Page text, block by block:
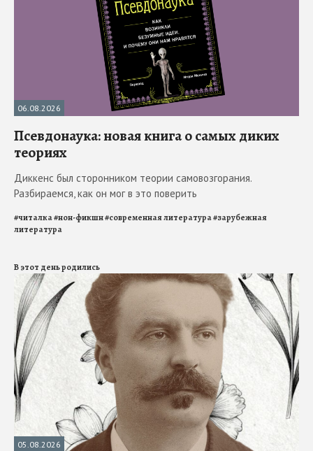
06.08.2026
Псевдонаука: новая книга о самых диких
теориях
Диккенс был сторонником теории самовозгорания.
Разбираемся, как он мог в это поверить
#читалка#нон-фикшн#современная литература#зарубежная
литература
В этот день родились
05.08.2026